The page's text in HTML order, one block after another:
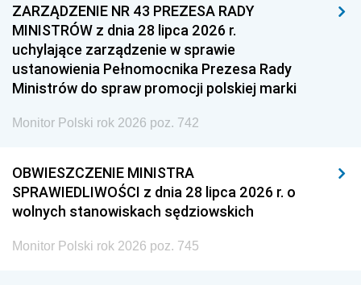
ZARZĄDZENIE NR 43 PREZESA RADY
MINISTRÓW z dnia 28 lipca 2026 r.
uchylające zarządzenie w sprawie
ustanowienia Pełnomocnika Prezesa Rady
Ministrów do spraw promocji polskiej marki
Monitor Polski rok 2026 poz. 742
OBWIESZCZENIE MINISTRA
SPRAWIEDLIWOŚCI z dnia 28 lipca 2026 r. o
wolnych stanowiskach sędziowskich
Monitor Polski rok 2026 poz. 745